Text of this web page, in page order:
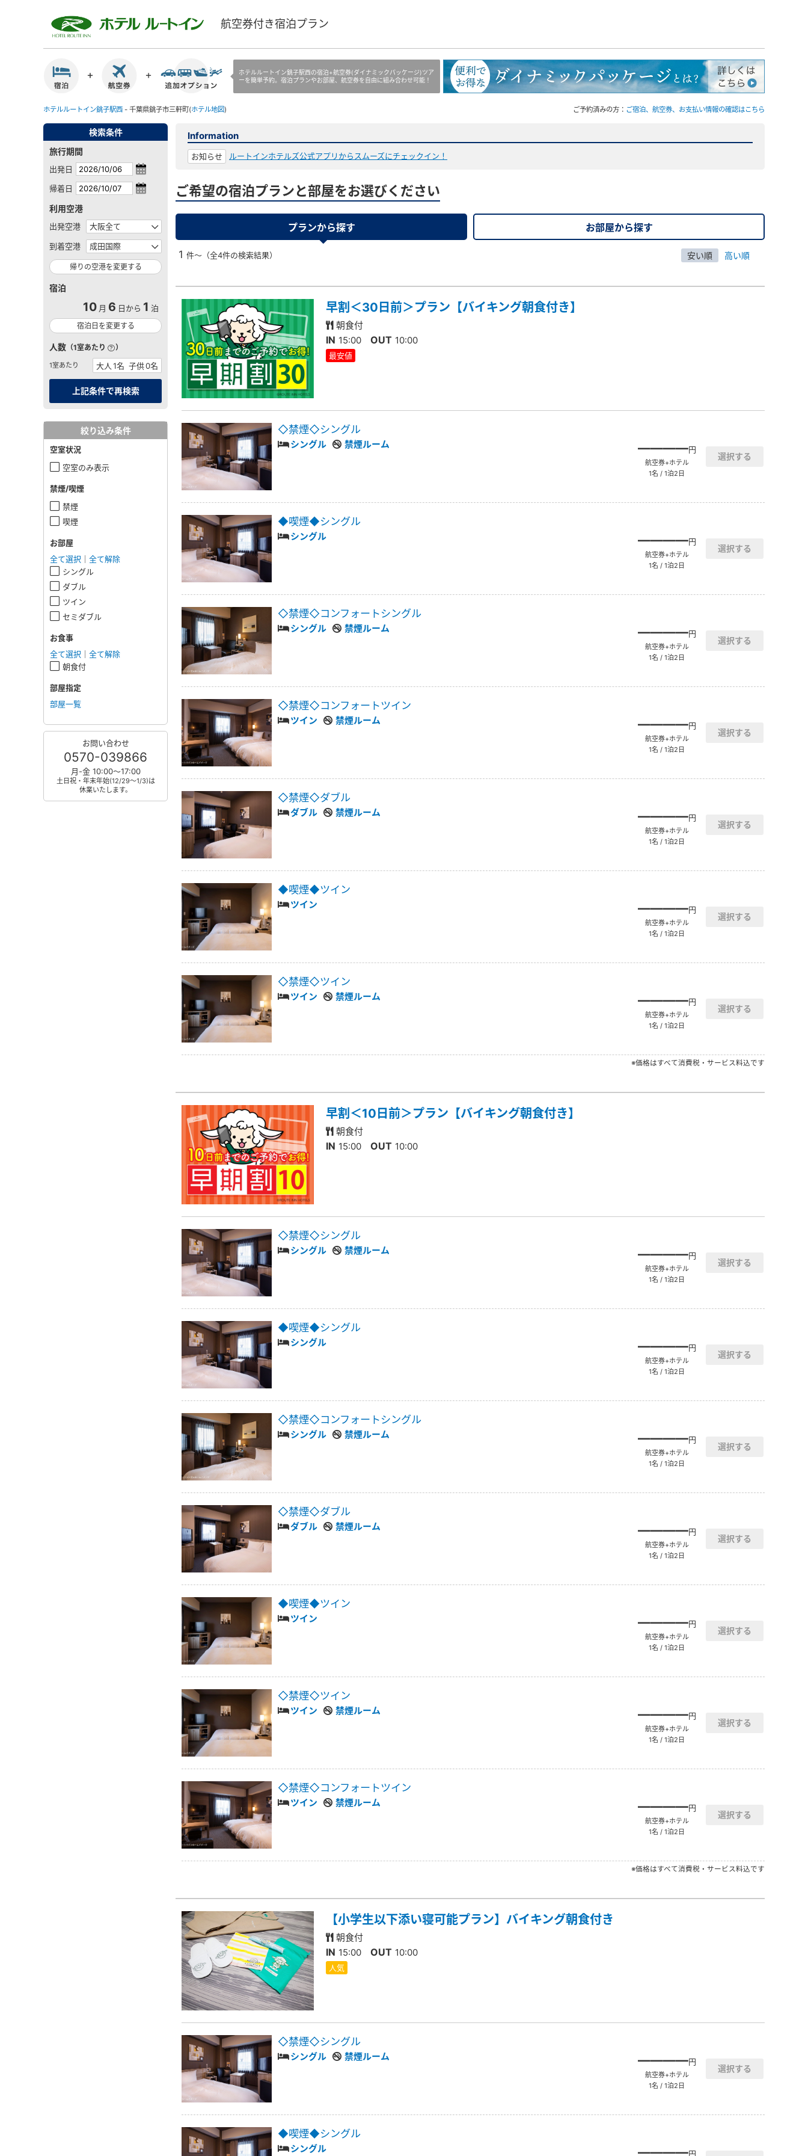
航空券付き宿泊プラン
ホテルルートイン銚子駅西の宿泊+航空券(ダイナミックパッケージ)ツア
ーを簡単予約。宿泊プランやお部屋、航空券を自由に組み合わせ可能！
ホテルルートイン銚子駅西 - 千葉県銚子市三軒町(ホテル地図) ご予約済みの方： ご宿泊、航空券、お支払い情報の確認はこちら
検索条件
旅行期間
出発日
帰着日
利用空港
出発空港
到着空港
帰りの空港を変更する
宿泊
10 月 6 日から 1 泊
宿泊日を変更する
人数 （1室あたり ）
1室あたり
絞り込み条件
空室状況
空室のみ表示
禁煙/喫煙
禁煙
喫煙
お部屋
全て選択
全て解除
シングル
ダブル
ツイン
セミダブル
お食事
全て選択
全て解除
朝食付
部屋指定
部屋一覧
お問い合わせ
0570-039866
月-金 10:00～17:00
土日祝・年末年始(12/29～1/3)は
休業いたします。
Information
お知らせ ルートインホテルズ公式アプリからスムーズにチェックイン！
ご希望の宿泊プランと部屋をお選びください
プランから探す お部屋から探す
1 件～（全4件の検索結果） 安い順 高い順
早割＜30日前＞プラン【バイキング朝食付き】
朝食付
IN 15:00 OUT 10:00
最安値
◇禁煙◇シングル
シングル 禁煙ルーム ――――円
航空券+ホテル
1名 / 1泊2日
◆喫煙◆シングル
シングル ――――円
航空券+ホテル
1名 / 1泊2日
◇禁煙◇コンフォートシングル
シングル 禁煙ルーム ――――円
航空券+ホテル
1名 / 1泊2日
◇禁煙◇コンフォートツイン
ツイン 禁煙ルーム ――――円
航空券+ホテル
1名 / 1泊2日
◇禁煙◇ダブル
ダブル 禁煙ルーム ――――円
航空券+ホテル
1名 / 1泊2日
◆喫煙◆ツイン
ツイン ――――円
航空券+ホテル
1名 / 1泊2日
◇禁煙◇ツイン
ツイン 禁煙ルーム ――――円
航空券+ホテル
1名 / 1泊2日
※価格はすべて消費税・サービス料込です
早割＜10日前＞プラン【バイキング朝食付き】
朝食付
IN 15:00 OUT 10:00
◇禁煙◇シングル
シングル 禁煙ルーム ――――円
航空券+ホテル
1名 / 1泊2日
◆喫煙◆シングル
シングル ――――円
航空券+ホテル
1名 / 1泊2日
◇禁煙◇コンフォートシングル
シングル 禁煙ルーム ――――円
航空券+ホテル
1名 / 1泊2日
◇禁煙◇ダブル
ダブル 禁煙ルーム ――――円
航空券+ホテル
1名 / 1泊2日
◆喫煙◆ツイン
ツイン ――――円
航空券+ホテル
1名 / 1泊2日
◇禁煙◇ツイン
ツイン 禁煙ルーム ――――円
航空券+ホテル
1名 / 1泊2日
◇禁煙◇コンフォートツイン
ツイン 禁煙ルーム ――――円
航空券+ホテル
1名 / 1泊2日
※価格はすべて消費税・サービス料込です
【小学生以下添い寝可能プラン】バイキング朝食付き
朝食付
IN 15:00 OUT 10:00
人気
◇禁煙◇シングル
シングル 禁煙ルーム ――――円
航空券+ホテル
1名 / 1泊2日
◆喫煙◆シングル
シングル ――――円